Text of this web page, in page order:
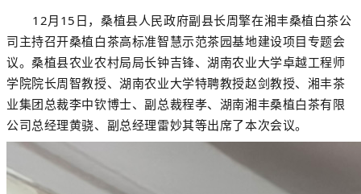
12月15日，桑植县人民政府副县长周擎在湘丰桑植白茶公
司主持召开桑植白茶高标准智慧示范茶园基地建设项目专题会
议。桑植县农业农村局局长钟吉锋、湖南农业大学卓越工程师
学院院长周智教授、湖南农业大学特聘教授赵剑教授、湘丰茶
业集团总裁李中钦博士、副总裁程孝、湖南湘丰桑植白茶有限
公司总经理黄骁、副总经理雷妙其等出席了本次会议。